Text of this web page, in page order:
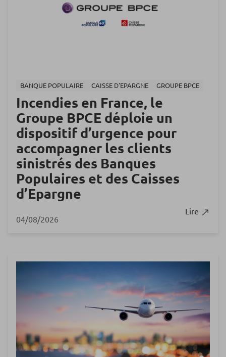
BANQUE POPULAIRE CAISSE D'EPARGNE GROUPE BPCE
Incendies en France, le
Groupe BPCE déploie un
dispositif d’urgence pour
accompagner les clients
sinistrés des Banques
Populaires et des Caisses
d’Epargne
04/08/2026
Lire